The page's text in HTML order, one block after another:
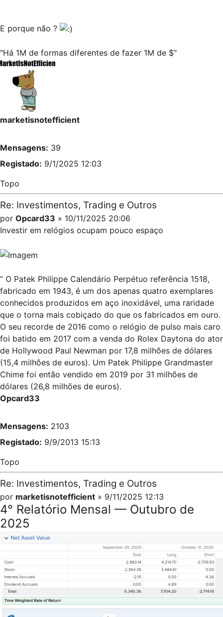
E porque não ?
"Há 1M de formas diferentes de fazer 1M de $"
marketisnotefficient
Mensagens: 39
Registado: 9/1/2025 12:03
Topo
Re: Investimentos, Trading e Outros
por Opcard33 » 10/11/2025 20:06
Investir em relógios ocupam pouco espaço
“ O Patek Philippe Calendário Perpétuo referência 1518,
fabricado em 1943, é um dos apenas quatro exemplares
conhecidos produzidos em aço inoxidável, uma raridade
que o torna mais cobiçado do que os fabricados em ouro.
O seu recorde de 2016 como o relógio de pulso mais caro
foi batido em 2017 com a venda do Rolex Daytona do ator
de Hollywood Paul Newman por 17,8 milhões de dólares
(15,4 milhões de euros). Um Patek Philippe Grandmaster
Chime foi então vendido em 2019 por 31 milhões de
dólares (26,8 milhões de euros).
Opcard33
Mensagens: 2103
Registado: 9/9/2013 15:13
Topo
Re: Investimentos, Trading e Outros
por marketisnotefficient » 9/11/2025 12:13
4° Relatório Mensal — Outubro de
2025